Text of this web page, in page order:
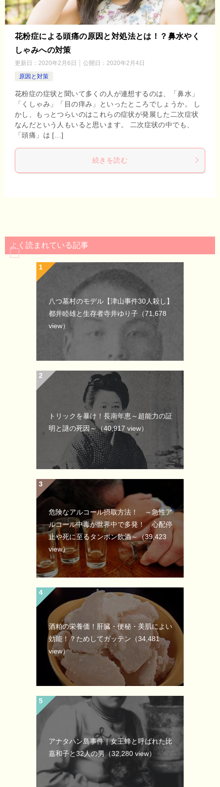
花粉症による頭痛の原因と対処法とは！？鼻水やく
しゃみへの対策
更新日： 2020年2月6日 公開日： 2020年2月4日
原因と対策
花粉症の症状と聞いて多くの人が連想するのは、「鼻水」
「くしゃみ」「目の痒み」といったところでしょうか。 し
かし、もっとつらいのはこれらの症状が発展した二次症状
なんだという人もいると思います。 二次症状の中でも、
「頭痛」は […]
続きを読む
よく読まれている記事
八つ墓村のモデル【津山事件30人殺し】
都井睦雄と生存者寺井ゆり子 （71,678
view）
トリックを暴け！長南年恵～超能力の証
明と謎の死因～（40,917 view）
危険なアルコール摂取方法！ ～急性ア
ルコール中毒が世界中で多発！ 心配停
止や死に至るタンポン飲酒～（39,423
view）
酒粕の栄養価！肝臓・便秘・美肌によい
効能！？ためしてガッテン （34,481
view）
アナタハン島事件｜女王蜂と呼ばれた比
嘉和子と32人の男（32,280 view）